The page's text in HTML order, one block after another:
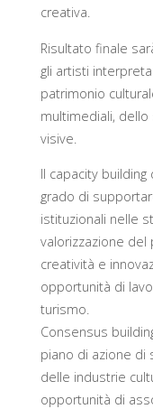
creativa.
Risultato finale
gli artisti
patrimonio
multimediali,
visive.
Il capacity
grado di
istituzionali nelle
valorizzazione
creatività e
opportunità di
turismo.
Consensus
piano di azione di
delle industrie
opportunità di